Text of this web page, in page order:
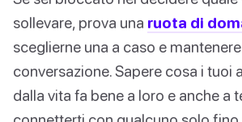
sollevare, prova una ruota di
sceglierne una a caso e
conversazione. Sapere cosa i tuoi
dalla vita fa bene a loro e anche a